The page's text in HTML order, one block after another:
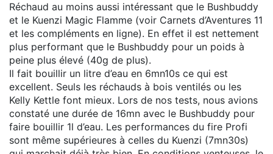
Réchaud au moins aussi intéressant que le Bushbuddy
et le Kuenzi Magic Flamme (voir Carnets d’Aventures 11
et les compléments en ligne). En effet il est nettement
plus performant que le Bushbuddy pour un poids à
peine plus élevé (40g de plus).
Il fait bouillir un litre d’eau en 6mn10s ce qui est
excellent. Seuls les réchauds à bois ventilés ou les
Kelly Kettle font mieux. Lors de nos tests, nous avions
constaté une durée de 16mn avec le Bushbuddy pour
faire bouillir 1l d’eau. Les performances du fire Profi
sont même supérieures à celles du Kuenzi (7mn30s)